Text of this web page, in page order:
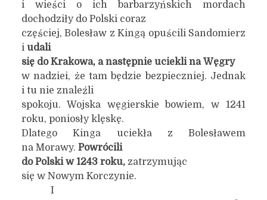
i wieści o ich barbarzyńskich mordach
dochodziły do Polski coraz
częściej, Bolesław z Kingą opuścili Sandomierz
i udali
się do Krakowa, a następnie uciekli na Węgry
w nadziei, że tam będzie bezpieczniej. Jednak
i tu nie znaleźli
spokoju. Wojska węgierskie bowiem, w 1241
roku, poniosły klęskę.
Dlatego Kinga uciekła z Bolesławem
na Morawy. Powrócili
do Polski w 1243 roku, zatrzymując
się w Nowym Korczynie.
I